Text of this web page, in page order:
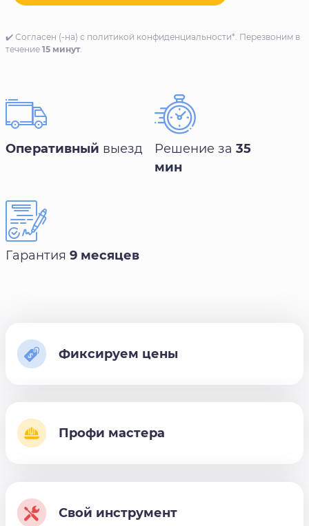
✔️ Согласен (-на) с политикой конфиденциальности*. Перезвоним в
течение 15 минут.
Оперативный выезд Решение за 35
мин
Гарантия 9 месяцев
Фиксируем цены
Профи мастера
Свой инструмент